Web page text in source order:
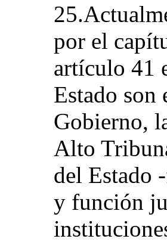
por el
artículo 41
Estado son
Gobierno,
Alto
del Estado
y función